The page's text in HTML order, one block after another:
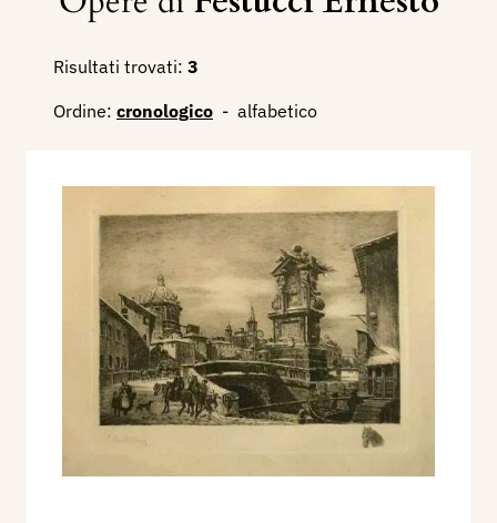
Risultati trovati: 3
Ordine: cronologico - alfabetico